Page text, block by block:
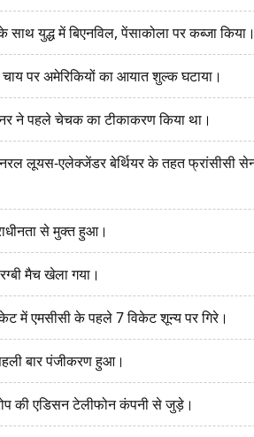
युद्ध में बिएनविल, पेंसाकोला पर कब्जा किया।
पर अमेरिकियों का आयात शुल्क घटाया।
ने पहले चेचक का टीकाकरण किया था।
लूयस-एलेक्जेंडर बेर्थियर के तहत फ्रांसीसी
से मुक्त हुआ।
मैच खेला गया।
में एमसीसी के पहले 7 विकेट शून्य पर गिरे।
बार पंजीकरण हुआ।
की एडिसन टेलीफोन कंपनी से जुड़े।